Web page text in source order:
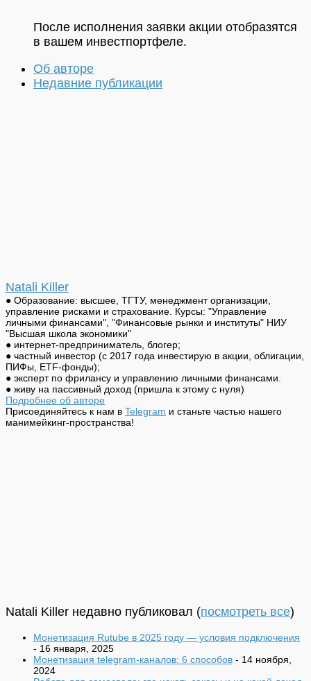
После исполнения заявки акции отобразятся
в вашем инвестпортфеле.
Об авторе
Недавние публикации
Natali Killer
● Образование: высшее, ТГТУ, менеджмент организации,
управление рисками и страхование. Курсы: "Управление
личными финансами", "Финансовые рынки и институты" НИУ
"Высшая школа экономики"
● интернет-предприниматель, блогер;
● частный инвестор (с 2017 года инвестирую в акции, облигации,
ПИФы, ETF-фонды);
● эксперт по фрилансу и управлению личными финансами.
● живу на пассивный доход (пришла к этому с нуля)
Подробнее об авторе
Присоединяйтесь к нам в Telegram и станьте частью нашего
манимейкинг-пространства!
Natali Killer недавно публиковал (посмотреть все)
Монетизация Rutube в 2025 году — условия подключения
- 16 января, 2025
Монетизация telegram-каналов: 6 способов - 14 ноября,
2024